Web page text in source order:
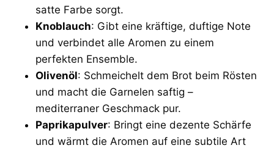
satte Farbe sorgt.
Knoblauch: Gibt eine kräftige, duftige Note
und verbindet alle Aromen zu einem
perfekten Ensemble.
Olivenöl: Schmeichelt dem Brot beim Rösten
und macht die Garnelen saftig –
mediterraner Geschmack pur.
Paprikapulver: Bringt eine dezente Schärfe
und wärmt die Aromen auf eine subtile Art